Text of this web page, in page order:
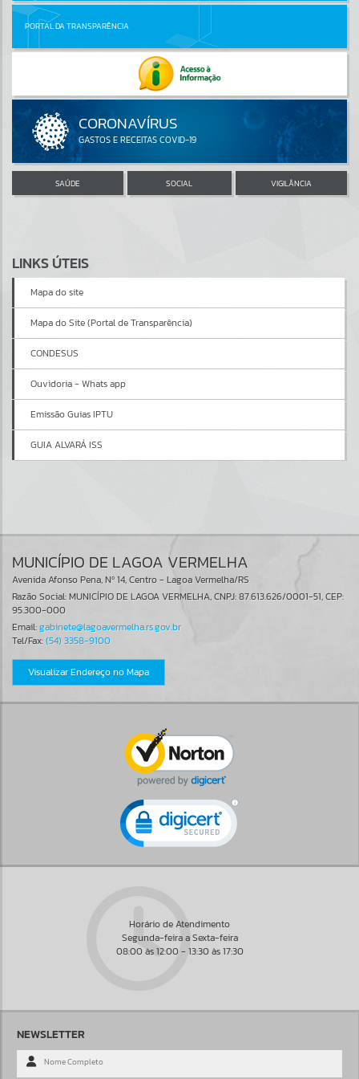
PORTAL DA TRANSPARÊNCIA
SAÚDE SOCIAL VIGILÂNCIA
LINKS ÚTEIS
Mapa do site
Mapa do Site (Portal de Transparência)
CONDESUS
Ouvidoria - Whats app
Emissão Guias IPTU
GUIA ALVARÁ ISS
MUNICÍPIO DE LAGOA VERMELHA
Avenida Afonso Pena, Nº 14, Centro - Lagoa Vermelha/RS
Razão Social: MUNICÍPIO DE LAGOA VERMELHA, CNPJ: 87.613.626/0001-51, CEP:
95.300-000
Email:gabinete@lagoavermelha.rs.gov.br
Tel/Fax:(54) 3358-9100
Visualizar Endereço no Mapa
Horário de Atendimento
Segunda-feira a Sexta-feira
08:00 às 12:00 - 13:30 às 17:30
NEWSLETTER